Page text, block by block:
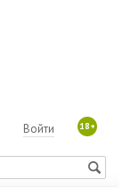
18+
Войти